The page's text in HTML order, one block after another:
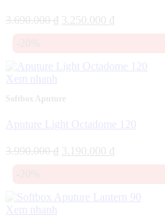
3.690.000₫ Giá
3.250.000 ₫
3.250.000 ₫.
Xem nhanh
Softbox Aputure
Aputure Light Octadome 120
3.990.000₫ Giá
3.190.000 ₫
3.190.000 ₫.
Xem nhanh